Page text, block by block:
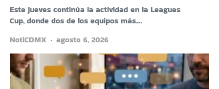
Este jueves continúa la actividad en la Leagues
Cup, donde dos de los equipos más…
NotiCDMX
agosto 6, 2026